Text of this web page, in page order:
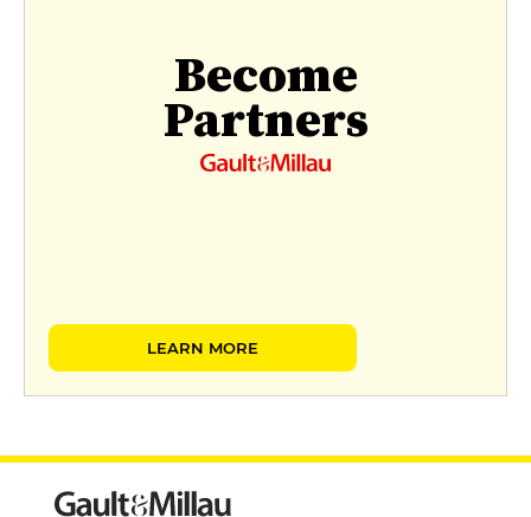
Become
Partners
LEARN MORE